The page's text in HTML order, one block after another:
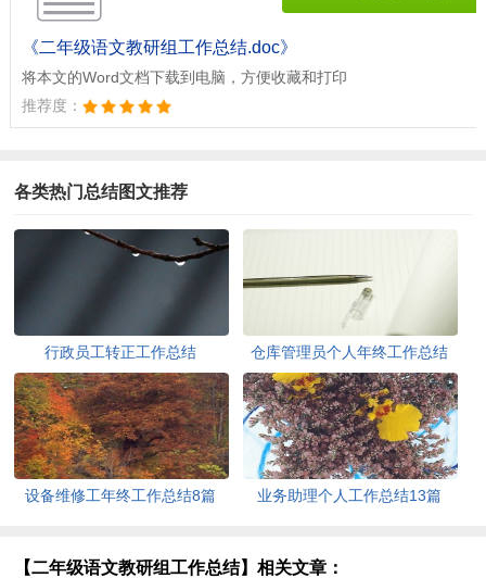
《二年级语文教研组工作总结.doc》
将本文的Word文档下载到电脑，方便收藏和打印
推荐度：
各类热门总结图文推荐
行政员工转正工作总结
仓库管理员个人年终工作总结
11篇
设备维修工年终工作总结8篇 业务助理个人工作总结13篇
【二年级语文教研组工作总结】相关文章：